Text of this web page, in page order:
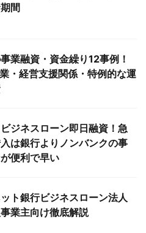
間
業融資・資金繰り12事例！
・経営支援関係・特例的な運
ビジネスローン即日融資！急
は銀行よりノンバンクの事
便利で早い
ト銀行ビジネスローン法人
業主向け徹底解説